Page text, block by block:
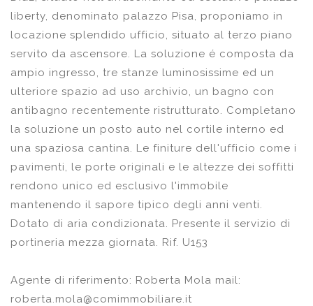
liberty, denominato palazzo Pisa, proponiamo in
locazione splendido ufficio, situato al terzo piano
servito da ascensore. La soluzione é composta da
ampio ingresso, tre stanze luminosissime ed un
ulteriore spazio ad uso archivio, un bagno con
antibagno recentemente ristrutturato. Completano
la soluzione un posto auto nel cortile interno ed
una spaziosa cantina. Le finiture dell'ufficio come i
pavimenti, le porte originali e le altezze dei soffitti
rendono unico ed esclusivo l'immobile
mantenendo il sapore tipico degli anni venti.
Dotato di aria condizionata. Presente il servizio di
portineria mezza giornata. Rif. U153
Agente di riferimento: Roberta Mola mail:
roberta.mola@comimmobiliare.it